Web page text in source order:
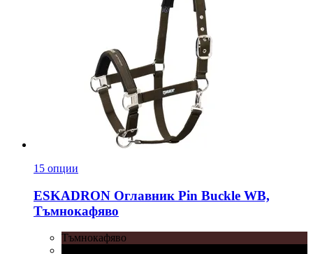
15 опции
ESKADRON Оглавник Pin Buckle WB,
Тъмнокафяво
Тъмнокафяво